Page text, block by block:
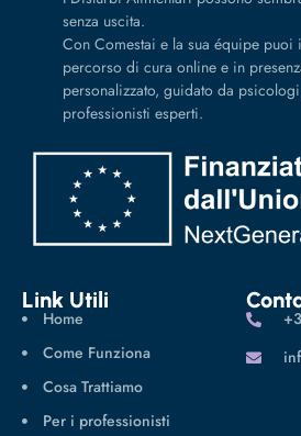
senza uscita.
Con Comestai e la sua équipe puoi
percorso di cura online e in
personalizzato, guidato da
professionisti esperti.
Link Utili
Home
Come Funziona
Cosa Trattiamo
Per i professionisti